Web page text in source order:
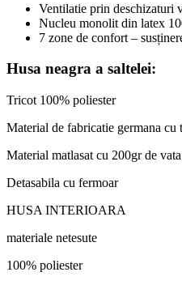
Ventilatie prin deschizaturi
Nucleu monolit din latex
7 zone de confort –
Husa neagra a saltelei:
Tricot 100% poliester
Material de fabricatie germana cu
Material matlasat cu 200gr de
Detasabila cu fermoar
HUSA INTERIOARA
materiale netesute
100% poliester